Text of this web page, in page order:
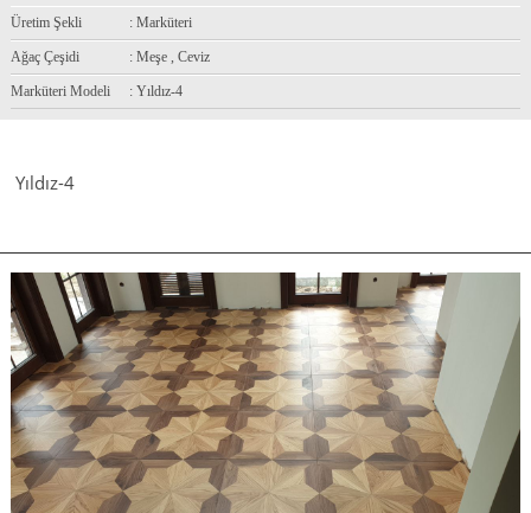
Üretim Şekli : Marküteri
Ağaç Çeşidi : Meşe , Ceviz
Marküteri Modeli : Yıldız-4
Yıldız-4